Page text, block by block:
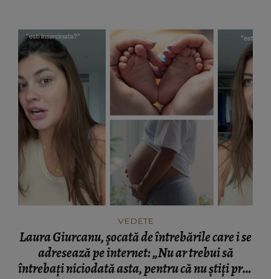
VEDETE
Laura Giurcanu, șocată de întrebările care i se
adresează pe internet: „Nu ar trebui să
întrebați niciodată asta, pentru că nu știți prin